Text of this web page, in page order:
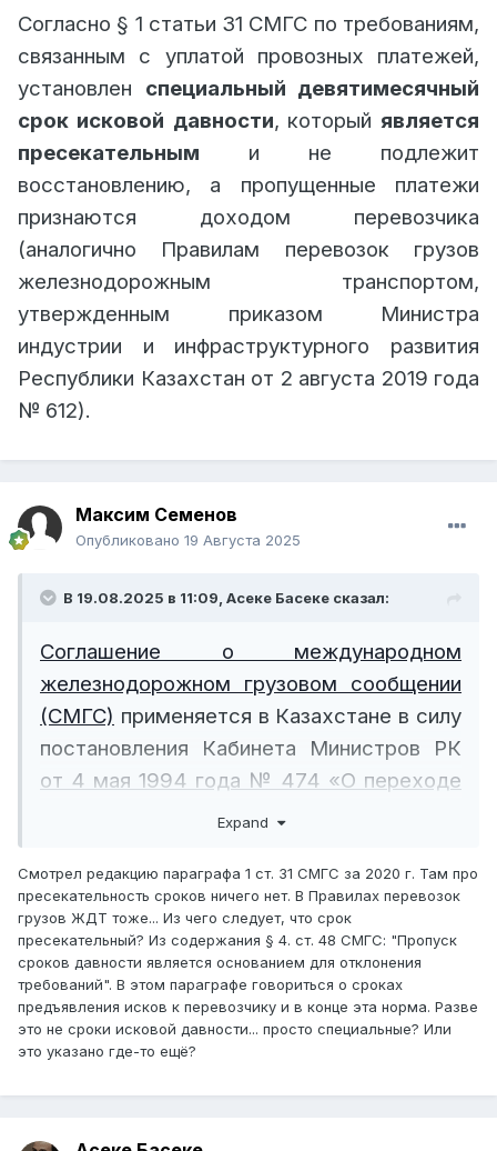
основании не приостанавливает течение
сроков давности, предусмотренных в
1 настоящей статьи.
§ 4. Пропуск сроков давности является
основанием для отклонения требований.
Было две претензии и два ответа, по факту можно ли
считать срок от второй претензии? если нет, то как
возможно восстановить сроки?
Транзитная перевозка через РК, либо в РК, можно
перейти с СМГС на ГК РК и использовать 3-х летние
Согласно § 1 статьи 31 СМГС по требованиям,
связанным с уплатой провозных платежей,
установлен специальный девятимесячный
срок исковой давности, который является
пресекательным и не подлежит
восстановлению, а пропущенные платежи
признаются доходом перевозчика
(аналогично Правилам перевозок грузов
железнодорожным транспортом,
утвержденным приказом Министра
индустрии и инфраструктурного развития
Республики Казахстан от 2 августа 2019 года
№ 612).
Максим Семенов
Опубликовано 19 Августа 2025
В 19.08.2025 в 11:09, Асеке Басеке сказал:
Соглашение о международном
железнодорожном грузовом сообщении
(СМГС) применяется в Казахстане в силу
постановления Кабинета Министров РК
от 4 мая 1994 года № 474 «О переходе
железных дорог Республики Казахстан к
межгосударственных перевозок грузов
на основе СМГС», и имеет приоритет над
национальным законодательством
(статья 4 Конституции Республики
Казахстан).
В 19.08.2025 в 11:09,
Expand
Смотрел редакцию параграфа 1 ст. 31 СМГС за 2020 г. Там про
пресекательность сроков ничего нет. В Правилах перевозок
грузов ЖДТ тоже... Из чего следует, что срок
пресекательный? Из содержания § 4. ст. 48 СМГС: "Пропуск
сроков давности является основанием для отклонения
требований". В этом параграфе говориться о сроках
предъявления исков к перевозчику и в конце эта норма. Разве
это не сроки исковой давности... просто специальные? Или
это указано где-то ещё?